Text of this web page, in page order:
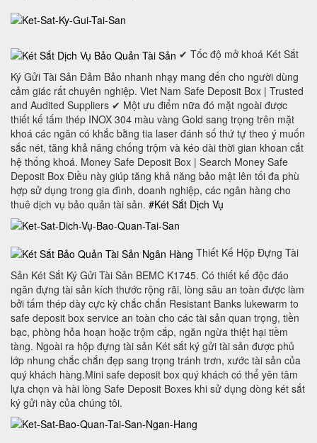
✔ Tốc độ mở khoá Két Sắt
Ký Gửi Tài Sản Đảm Bảo nhanh nhạy mang đến cho người dùng
cảm giác rất chuyên nghiệp. Viet Nam Safe Deposit Box | Trusted
and Audited Suppliers ✔ Một ưu điểm nữa đó mặt ngoài được
thiết kế tấm thép INOX 304 màu vàng Gold sang trọng trên mặt
khoá các ngăn có khắc bằng tia laser đánh số thứ tự theo ý muốn
sắc nét, tăng khả năng chống trộm và kéo dài thời gian khoan cắt
hệ thống khoá. Money Safe Deposit Box | Search Money Safe
Deposit Box Điều này giúp tăng khả năng bảo mật lên tối đa phù
hợp sử dụng trong gia đình, doanh nghiệp, các ngân hàng cho
thuê dịch vụ bảo quản tài sản. #Két Sắt Dịch Vụ
Thiết Kế Hộp Đựng Tài
Sản Két Sắt Ký Gửi Tài Sản BEMC K1745. Có thiết kế độc đáo
ngăn đựng tài sản kích thước rộng rãi, lòng sâu an toàn được làm
bởi tấm thép dày cực kỳ chắc chắn Resistant Banks lukewarm to
safe deposit box service an toàn cho các tài sản quan trọng, tiền
bạc, phòng hỏa hoạn hoặc trộm cắp, ngăn ngừa thiệt hại tiềm
tàng. Ngoài ra hộp đựng tài sản Két sắt ký gửi tài sản được phủ
lớp nhung chắc chắn đẹp sang trọng tránh trơn, xước tài sản của
quý khách hàng.Mini safe deposit box quý khách có thể yên tâm
lựa chọn và hài lòng Safe Deposit Boxes khi sử dụng dòng két sắt
ký gửi này của chúng tôi.